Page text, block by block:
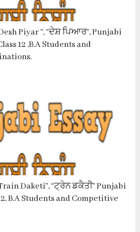
Piyar ”, “ਦੇਸ਼ ਪਿਆਰ”, Punjabi
12 ,B.A Students and
Daketi”, “ਟ੍ਰੇਨ ਡਕੈਤੀ” Punjabi
B.A Students and Competitive